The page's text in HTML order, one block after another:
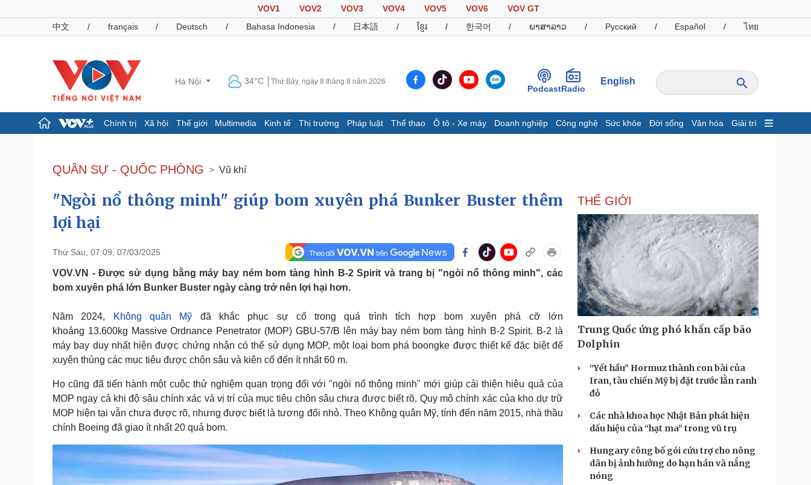
VOV1 VOV2 VOV3 VOV4 VOV5 VOV6
VOV GT
中文
/ français / Deutsch / Bahasa Indonesia / 日本語 / ខ្មែរ / 한국어 / ພາສາລາວ / Русский / Español / ไทย
Hà Nội 34°C Thứ Bảy, ngày 8 tháng 8 năm 2026
PodcastRadio
English
Chính trị Xã hội Thế giới Multimedia Kinh tế Thị trường Pháp luật Thể thao Ô tô - Xe máy Doanh nghiệp Công nghệ Sức khỏe Đời sống Văn hóa Giải trí
Đảng
Tổ chức nhân sự
Nhận diện sự thật
Tin 24h
Dự báo thời tiết
Dấu ấn VOV
Infographic
Giá cà phê
Pháp luật
Tin nóng
Tư vấn luật
Việt Nam
Phân tích
Thể thao
Bóng đá
Lịch thi đấu bóng đá
Thế giới thể thao
Hậu trường
Ô tô - Xe máy
Ô tô
Xe máy
Doanh nghiệp
Thông tin doanh nghiệp
Doanh nghiệp 24h
Doanh nhân
Vì cộng đồng
Công nghệ
Sành điệu
Tin Công nghệ
Trải nghiệm
Chuyển đổi số
Sức khỏe
Dinh dưỡng - món ngon
Cây thuốc
Nhi khoa
Nam khoa
Làm đẹp - giảm cân
Phòng mạch online
Đời sống
Nhà đẹp
Blog
Văn hóa
Sân khấu - Điện ảnh
Văn học
Di sản
Giải trí
Nghệ sĩ
Du lịch
Tư vấn
Podcast
Đọc truyện đêm khuya
Cửa sổ tình yêu
Cải chính
QUÂN SỰ - QUỐC PHÒNG Vũ khí
"Ngòi nổ thông minh" giúp bom xuyên phá Bunker Buster thêm
lợi hại
Thứ Sáu, 07:09, 07/03/2025
VOV.VN - Được sử dụng bằng máy bay ném bom tàng hình B-2 Spirit và trang bị "ngòi nổ thông minh", các
bom xuyên phá lớn Bunker Buster ngày càng trở nên lợi hại hơn.
Năm 2024, Không quân Mỹ đã khắc phục sự cố trong quá trình tích hợp bom xuyên phá cỡ lớn
khoảng 13.600kg Massive Ordnance Penetrator (MOP) GBU-57/B lên máy bay ném bom tàng hình B-2 Spirit. B-2 là
máy bay duy nhất hiện được chứng nhận có thể sử dụng MOP, một loại bom phá boongke được thiết kế đặc biệt để
xuyên thủng các mục tiêu được chôn sâu và kiên cố đến ít nhất 60 m.
Họ cũng đã tiến hành một cuộc thử nghiệm quan trọng đối với "ngòi nổ thông minh" mới giúp cải thiện hiệu quả của
MOP ngay cả khi độ sâu chính xác và vị trí của mục tiêu chôn sâu chưa được biết rõ. Quy mô chính xác của kho dự trữ
MOP hiện tại vẫn chưa được rõ, nhưng được biết là tương đối nhỏ. Theo Không quân Mỹ, tính đến năm 2015, nhà thầu
chính Boeing đã giao ít nhất 20 quả bom.
THẾ GIỚI
Trung Quốc ứng phó khẩn cấp bão
Dolphin
“Yết hầu” Hormuz thành con bài của
Iran, tàu chiến Mỹ bị đặt trước lằn ranh
đỏ
Các nhà khoa học Nhật Bản phát hiện
dấu hiệu của “hạt ma” trong vũ trụ
Hungary công bố gói cứu trợ cho nông
dân bị ảnh hưởng do hạn hán và nắng
nóng